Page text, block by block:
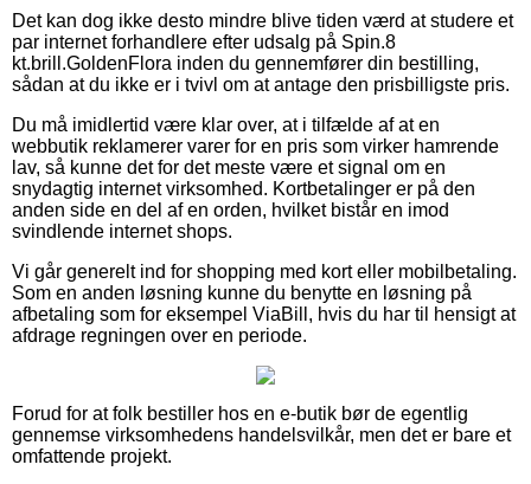
Det kan dog ikke desto mindre blive tiden værd at studere et
par internet forhandlere efter udsalg på Spin.8
kt.brill.GoldenFlora inden du gennemfører din bestilling,
sådan at du ikke er i tvivl om at antage den prisbilligste pris.
Du må imidlertid være klar over, at i tilfælde af at en
webbutik reklamerer varer for en pris som virker hamrende
lav, så kunne det for det meste være et signal om en
snydagtig internet virksomhed. Kortbetalinger er på den
anden side en del af en orden, hvilket bistår en imod
svindlende internet shops.
Vi går generelt ind for shopping med kort eller mobilbetaling.
Som en anden løsning kunne du benytte en løsning på
afbetaling som for eksempel ViaBill, hvis du har til hensigt at
afdrage regningen over en periode.
Forud for at folk bestiller hos en e-butik bør de egentlig
gennemse virksomhedens handelsvilkår, men det er bare et
omfattende projekt.